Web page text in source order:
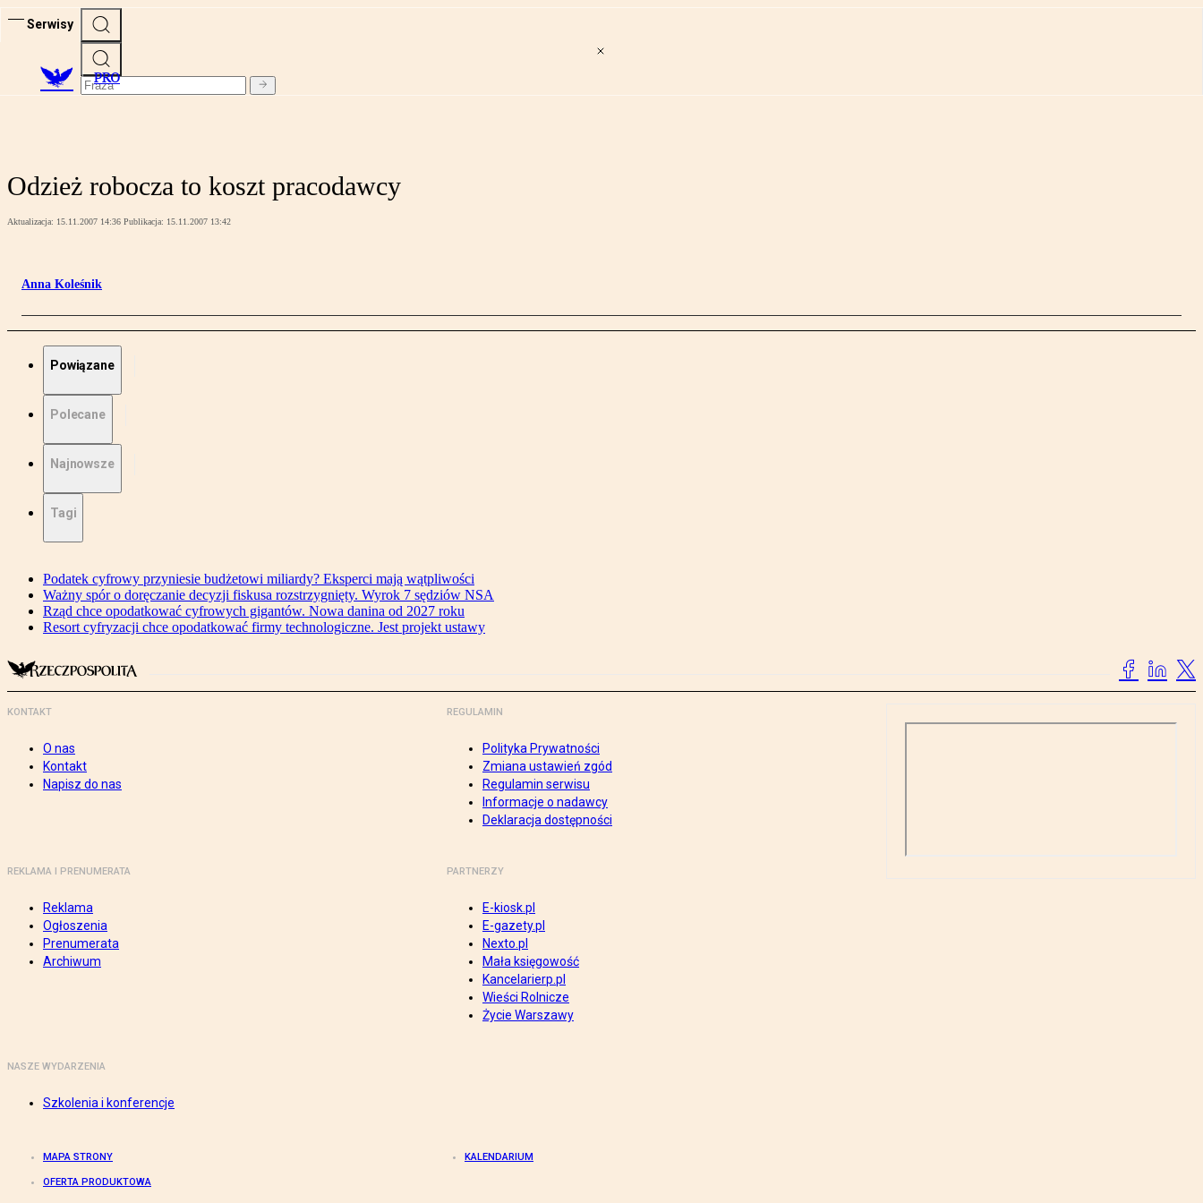
Serwisy
PRO
Odzież robocza to koszt pracodawcy
Aktualizacja: 15.11.2007 14:36 Publikacja: 15.11.2007 13:42
Anna Koleśnik
Powiązane
Polecane
Najnowsze
Tagi
Podatek cyfrowy przyniesie budżetowi miliardy? Eksperci mają wątpliwości
Ważny spór o doręczanie decyzji fiskusa rozstrzygnięty. Wyrok 7 sędziów NSA
Rząd chce opodatkować cyfrowych gigantów. Nowa danina od 2027 roku
Resort cyfryzacji chce opodatkować firmy technologiczne. Jest projekt ustawy
KONTAKT
O nas
Kontakt
Napisz do nas
REGULAMIN
Polityka Prywatności
Zmiana ustawień zgód
Regulamin serwisu
Informacje o nadawcy
Deklaracja dostępności
REKLAMA I PRENUMERATA
Reklama
Ogłoszenia
Prenumerata
Archiwum
PARTNERZY
E-kiosk.pl
E-gazety.pl
Nexto.pl
Mała księgowość
Kancelarierp.pl
Wieści Rolnicze
Życie Warszawy
NASZE WYDARZENIA
Szkolenia i konferencje
MAPA STRONY KALENDARIUM
OFERTA PRODUKTOWA